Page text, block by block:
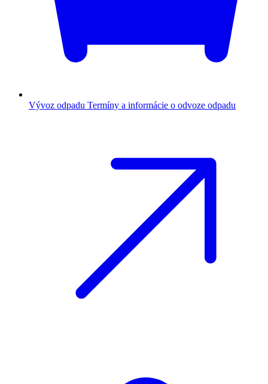
Vývoz odpadu Termíny a informácie o odvoze odpadu